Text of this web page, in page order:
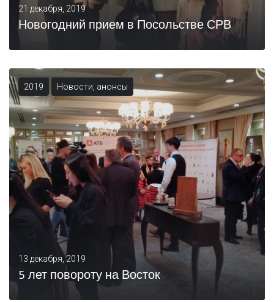
21 декабря, 2019
Новогодний прием в Посольстве СРВ
2019 Новости, анонсы
13 декабря, 2019
5 лет повороту на Восток